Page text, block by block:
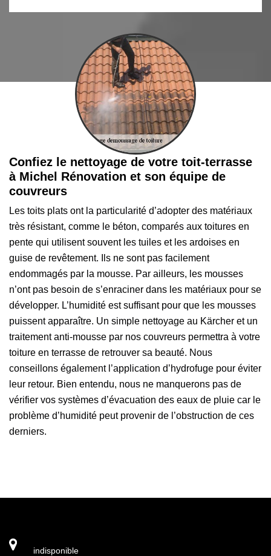
Confiez le nettoyage de votre toit-terrasse
à Michel Rénovation et son équipe de
couvreurs
Les toits plats ont la particularité d’adopter des matériaux
très résistant, comme le béton, comparés aux toitures en
pente qui utilisent souvent les tuiles et les ardoises en
guise de revêtement. Ils ne sont pas facilement
endommagés par la mousse. Par ailleurs, les mousses
n’ont pas besoin de s’enraciner dans les matériaux pour se
développer. L’humidité est suffisant pour que les mousses
puissent apparaître. Un simple nettoyage au Kärcher et un
traitement anti-mousse par nos couvreurs permettra à votre
toiture en terrasse de retrouver sa beauté. Nous
conseillons également l’application d’hydrofuge pour éviter
leur retour. Bien entendu, nous ne manquerons pas de
vérifier vos systèmes d’évacuation des eaux de pluie car le
problème d’humidité peut provenir de l’obstruction de ces
derniers.
indisponible